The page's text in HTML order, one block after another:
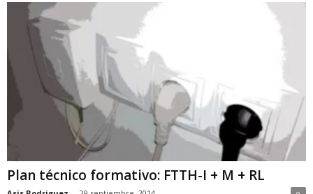
Plan técnico formativo: FTTH-I + M + RL